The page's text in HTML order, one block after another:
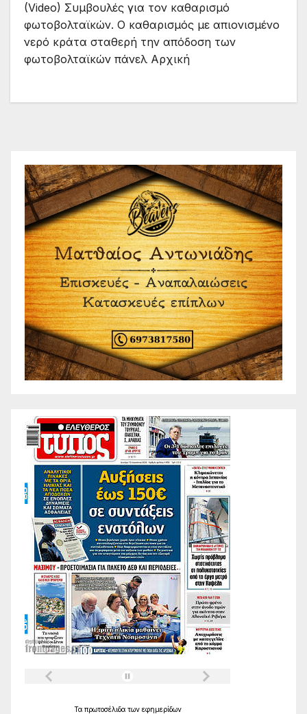
(Video) Συμβουλές για τον καθαρισμό
φωτοβολταϊκών. Ο καθαρισμός με απιονισμένο
νερό κράτα σταθερή την απόδοση των
φωτοβολταϊκών πάνελ Αρχική
Τα πρωτοσέλιδα των εφημερίδων